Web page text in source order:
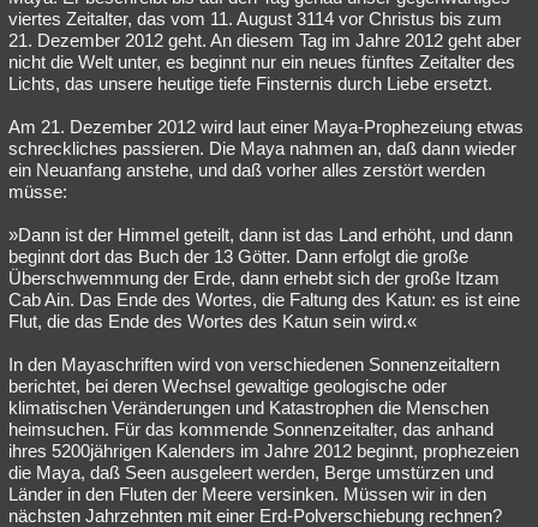
viertes Zeitalter, das vom 11. August 3114 vor Christus bis zum
21. Dezember 2012 geht. An diesem Tag im Jahre 2012 geht aber
nicht die Welt unter, es beginnt nur ein neues fünftes Zeitalter des
Lichts, das unsere heutige tiefe Finsternis durch Liebe ersetzt.
Am 21. Dezember 2012 wird laut einer Maya-Prophezeiung etwas
schreckliches passieren. Die Maya nahmen an, daß dann wieder
ein Neuanfang anstehe, und daß vorher alles zerstört werden
müsse:
»Dann ist der Himmel geteilt, dann ist das Land erhöht, und dann
beginnt dort das Buch der 13 Götter. Dann erfolgt die große
Überschwemmung der Erde, dann erhebt sich der große Itzam
Cab Ain. Das Ende des Wortes, die Faltung des Katun: es ist eine
Flut, die das Ende des Wortes des Katun sein wird.«
In den Mayaschriften wird von verschiedenen Sonnenzeitaltern
berichtet, bei deren Wechsel gewaltige geologische oder
klimatischen Veränderungen und Katastrophen die Menschen
heimsuchen. Für das kommende Sonnenzeitalter, das anhand
ihres 5200jährigen Kalenders im Jahre 2012 beginnt, prophezeien
die Maya, daß Seen ausgeleert werden, Berge umstürzen und
Länder in den Fluten der Meere versinken. Müssen wir in den
nächsten Jahrzehnten mit einer Erd-Polverschiebung rechnen?